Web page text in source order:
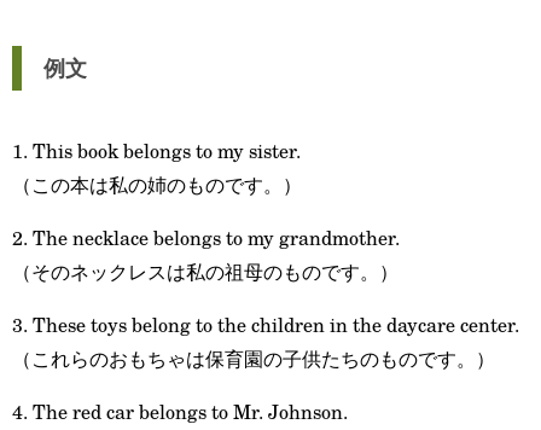
例文
1. This book belongs to my sister.
（この本は私の姉のものです。）
2. The necklace belongs to my grandmother.
（そのネックレスは私の祖母のものです。）
3. These toys belong to the children in the daycare center.
（これらのおもちゃは保育園の子供たちのものです。）
4. The red car belongs to Mr. Johnson.